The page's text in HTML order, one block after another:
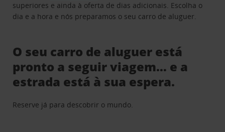
superiores e ainda à oferta de dias adicionais. Escolha o
dia e a hora e nós preparamos o seu carro de aluguer.
O seu carro de aluguer está
pronto a seguir viagem… e a
estrada está à sua espera.
Reserve já para descobrir o mundo.